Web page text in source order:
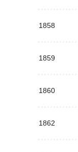
1858
1859
1860
1862